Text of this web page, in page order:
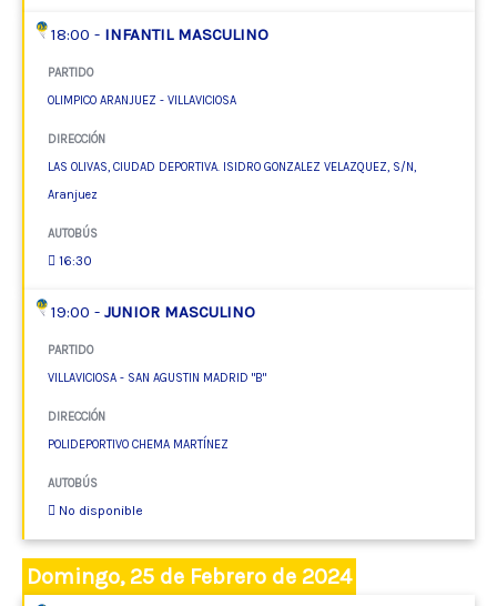
18:00 - INFANTIL MASCULINO
PARTIDO
OLIMPICO ARANJUEZ - VILLAVICIOSA
DIRECCIÓN
LAS OLIVAS, CIUDAD DEPORTIVA. ISIDRO GONZALEZ VELAZQUEZ, S/N,
Aranjuez
AUTOBÚS
16:30
19:00 - JUNIOR MASCULINO
PARTIDO
VILLAVICIOSA - SAN AGUSTIN MADRID "B"
DIRECCIÓN
POLIDEPORTIVO CHEMA MARTÍNEZ
AUTOBÚS
No disponible
Domingo, 25 de Febrero de 2024